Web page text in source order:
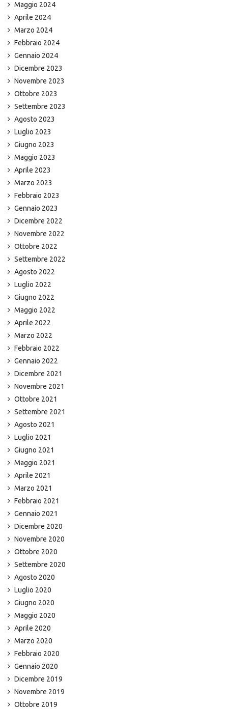
Maggio 2024
Aprile 2024
Marzo 2024
Febbraio 2024
Gennaio 2024
Dicembre 2023
Novembre 2023
Ottobre 2023
Settembre 2023
Agosto 2023
Luglio 2023
Giugno 2023
Maggio 2023
Aprile 2023
Marzo 2023
Febbraio 2023
Gennaio 2023
Dicembre 2022
Novembre 2022
Ottobre 2022
Settembre 2022
Agosto 2022
Luglio 2022
Giugno 2022
Maggio 2022
Aprile 2022
Marzo 2022
Febbraio 2022
Gennaio 2022
Dicembre 2021
Novembre 2021
Ottobre 2021
Settembre 2021
Agosto 2021
Luglio 2021
Giugno 2021
Maggio 2021
Aprile 2021
Marzo 2021
Febbraio 2021
Gennaio 2021
Dicembre 2020
Novembre 2020
Ottobre 2020
Settembre 2020
Agosto 2020
Luglio 2020
Giugno 2020
Maggio 2020
Aprile 2020
Marzo 2020
Febbraio 2020
Gennaio 2020
Dicembre 2019
Novembre 2019
Ottobre 2019